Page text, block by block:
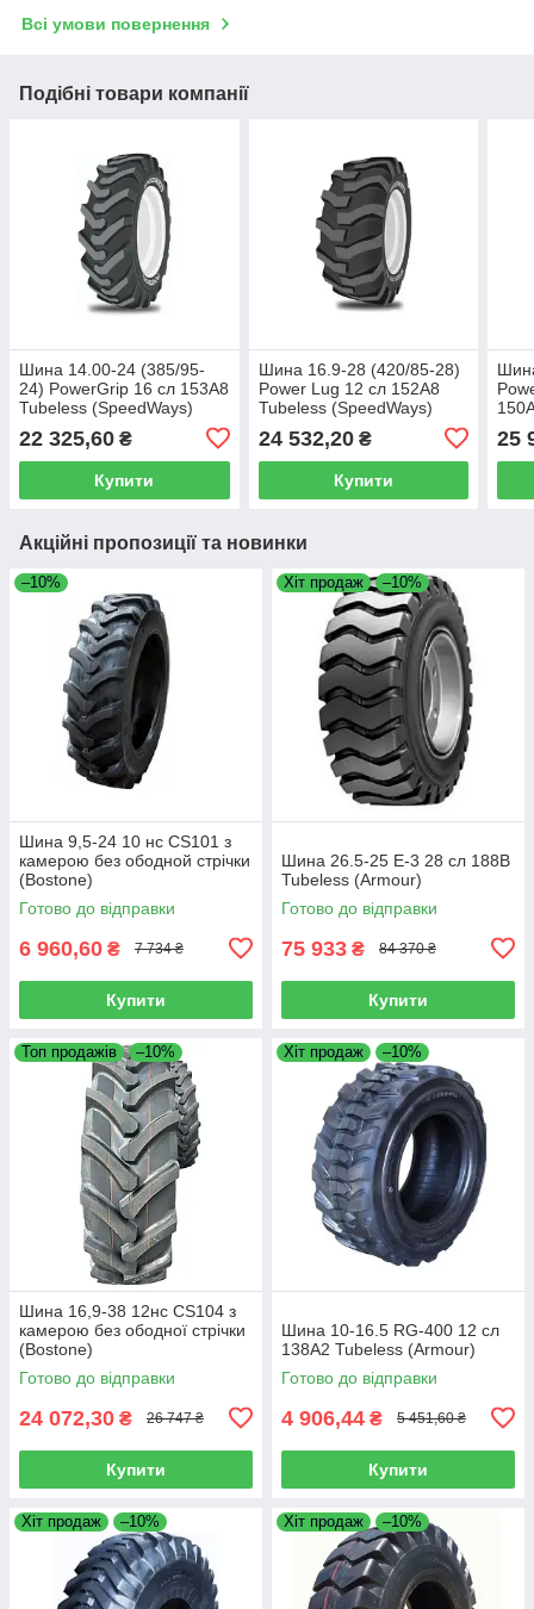
Всі умови повернення
Подібні товари компанії
Шина 14.00-24 (385/95-
24) PowerGrip 16 сл 153A8
Tubeless (SpeedWays)
22 325,60 ₴
Купити
Шина 16.9-28 (420/85-28)
Power Lug 12 сл 152A8
Tubeless (SpeedWays)
24 532,20₴
Купити
25
Акційні пропозиції та новинки
–10%
Шина 9,5-24 10 нс CS101 з
камерою без ободной стрічки
(Bostone)
Готово до відправки
6 960,60 ₴ 7 734 ₴
Купити
Хіт продаж –10%
Шина 26.5-25 E-3 28 сл 188B
Tubeless (Armour)
Готово до відправки
75 933 ₴ 84 370 ₴
Купити
Топ продажів –10%
Шина 16,9-38 12нс CS104 з
камерою без ободної стрічки
(Bostone)
Готово до відправки
24 072,30 ₴ 26 747 ₴
Купити
Хіт продаж –10%
Шина 10-16.5 RG-400 12 сл
138A2 Tubeless (Armour)
Готово до відправки
4 906,44 ₴ 5 451,60 ₴
Купити
Хіт продаж –10% Хіт продаж –10%